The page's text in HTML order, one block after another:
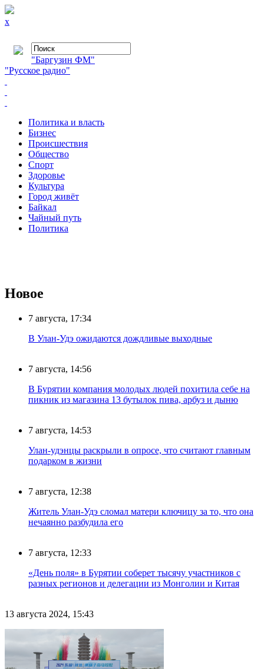
x
"Баргузин ФМ"
"Русское радио"
Политика и власть
Бизнес
Происшествия
Общество
Cпорт
Здоровье
Культура
Город живёт
Байкал
Чайный путь
Политика
Новое
7 августа, 17:34
В Улан-Удэ ожидаются дождливые выходные
7 августа, 14:56
В Бурятии компания молодых людей похитила себе на
пикник из магазина 13 бутылок пива, арбуз и дыню
7 августа, 14:53
Улан-удэнцы раскрыли в опросе, что считают главным
подарком в жизни
7 августа, 12:38
Житель Улан-Удэ сломал матери ключицу за то, что она
нечаянно разбудила его
7 августа, 12:33
«День поля» в Бурятии соберет тысячу участников с
разных регионов и делегации из Монголии и Китая
13 августа 2024, 15:43